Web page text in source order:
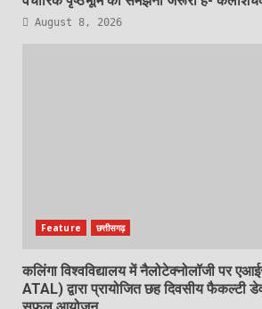
August 8, 2026
Feature छत्तीसगढ़
कलिंगा विश्वविद्यालय में नैलोटेक्नोलॉजी पर
ATAL) द्वारा प्रायोजित छह दिवसीय फैकल्टी